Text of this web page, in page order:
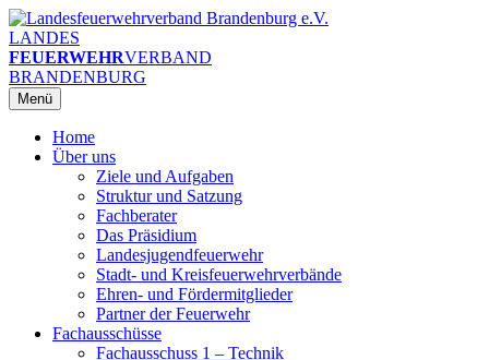
Zum
Inhalt
springen
LANDES
FEUERWEHRVERBAND
BRANDENBURG
Menü
Home
Über uns
Ziele und Aufgaben
Struktur und Satzung
Fachberater
Das Präsidium
Landesjugendfeuerwehr
Stadt- und Kreisfeuerwehrverbände
Ehren- und Fördermitglieder
Partner der Feuerwehr
Fachausschüsse
Fachausschuss 1 – Technik